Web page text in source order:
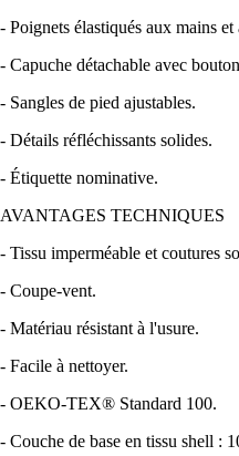
- Poignets élastiqués aux mains et
- Capuche détachable avec
- Sangles de pied ajustables.
- Détails réfléchissants solides.
- Étiquette nominative.
AVANTAGES TECHNIQUES
- Tissu imperméable et coutures
- Coupe-vent.
- Matériau résistant à l'usure.
- Facile à nettoyer.
- OEKO-TEX® Standard 100.
- Couche de base en tissu shell :